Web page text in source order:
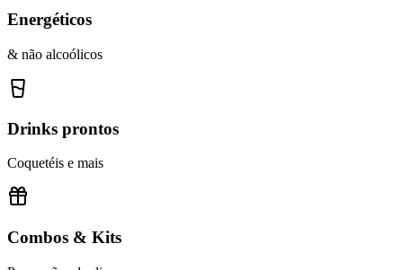
Energéticos
& não alcoólicos
Drinks prontos
Coquetéis e mais
Combos & Kits